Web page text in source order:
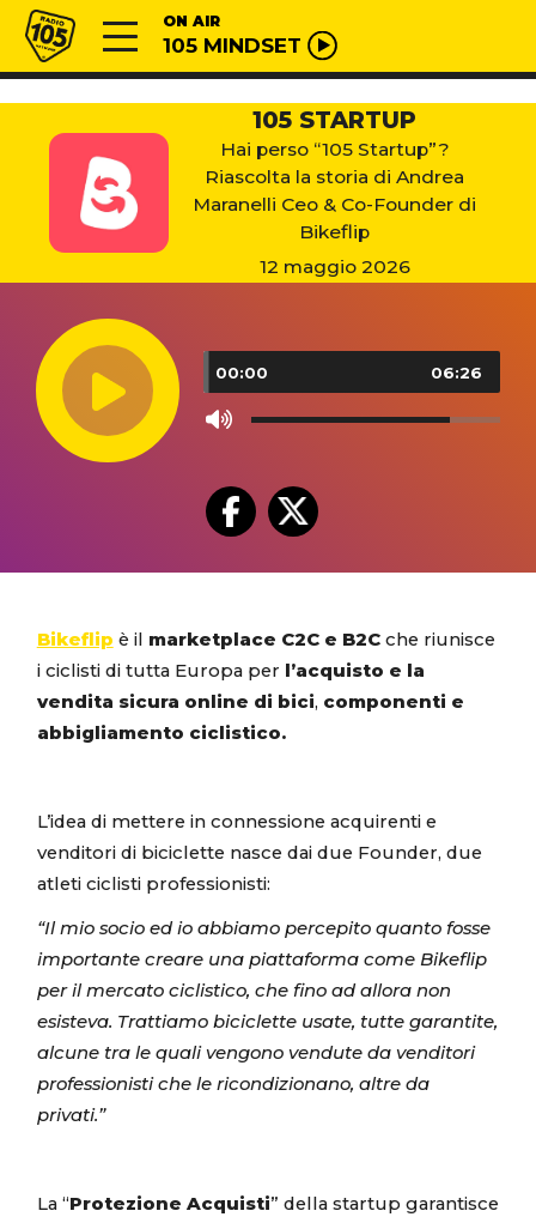
Vai al contenuto
Radio 105 ON AIR
105 MINDSET
105 STARTUP
Hai perso “105 Startup”?
Riascolta la storia di Andrea
Maranelli Ceo & Co-Founder di
Bikeflip
12 maggio 2026
Audio
Player
00:00 06:26
Use
keys
to
volume.
Bikeflip è il marketplace C2C e B2Cche riunisce
i ciclisti di tutta Europa per l’acquisto e la
vendita sicura online di bici, componenti e
abbigliamento ciclistico.
L’idea di mettere in connessione acquirenti e
venditori di biciclette nasce dai due Founder, due
atleti ciclisti professionisti:
“Il mio socio ed io abbiamo percepito quanto fosse
importante creare una piattaforma come Bikeflip
per il mercato ciclistico, che fino ad allora non
esisteva. Trattiamo biciclette usate, tutte garantite,
alcune tra le quali vengono vendute da venditori
professionisti che le ricondizionano, altre da
privati.”
La “Protezione Acquisti” della startup garantisce